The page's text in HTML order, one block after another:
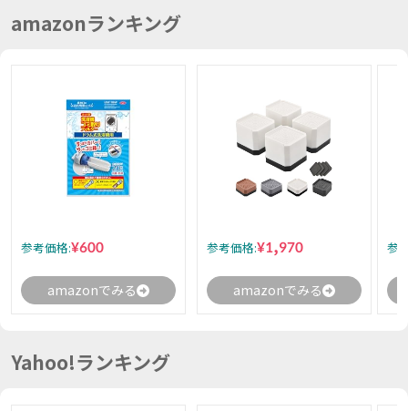
amazonランキング
参考価格:¥600
amazonでみる
参考価格:¥1,970
amazonでみる
参
Yahoo!ランキング